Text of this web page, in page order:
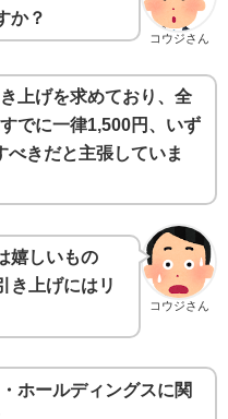
コウジさん
か？
上げを求めており、全
でに一律1,500円、いず
べきだと主張していま
コウジさん
嬉しいもの
き上げにはリ
ホールディングスに関